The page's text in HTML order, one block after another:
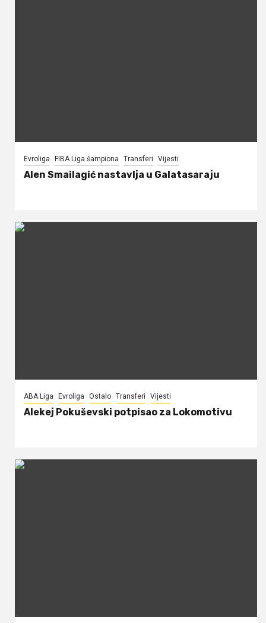
Evroliga FIBA Liga šampiona Transferi Vijesti
Alen Smailagić nastavlja u Galatasaraju
ABA Liga Evroliga Ostalo Transferi Vijesti
Alekej Pokuševski potpisao za Lokomotivu